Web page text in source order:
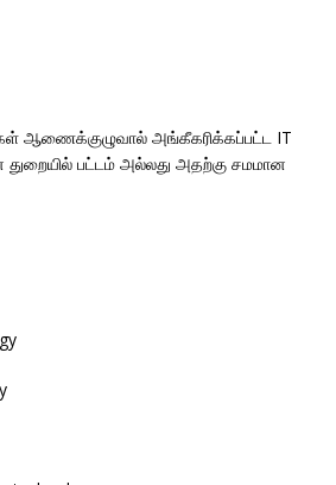
ஆணைக்குழுவால் அங்கீகரிக்கப்பட்ட IT
பட்டம் அல்லது அதற்கு சமமான